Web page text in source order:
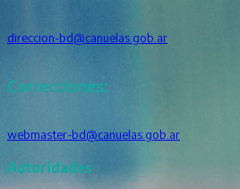
direccion-bd@canuelas.gob.ar
Correcciones:
webmaster-bd@canuelas.gob.ar
Autoridades